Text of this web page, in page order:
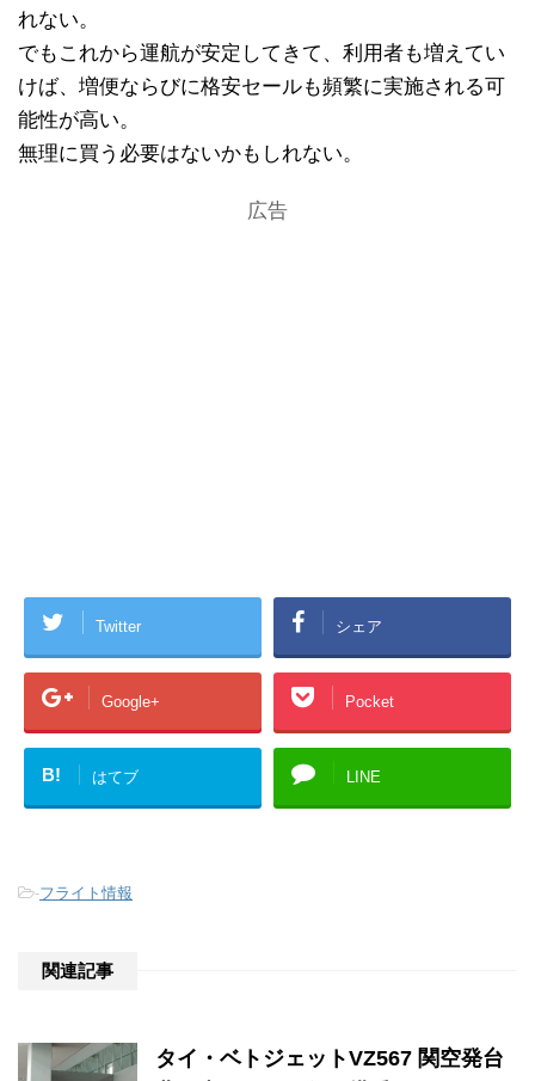
れない。
でもこれから運航が安定してきて、利用者も増えてい
けば、増便ならびに格安セールも頻繁に実施される可
能性が高い。
無理に買う必要はないかもしれない。
広告
Twitter シェア
Google+ Pocket
B! はてブ LINE
-フライト情報
関連記事
タイ・ベトジェットVZ567 関空発台